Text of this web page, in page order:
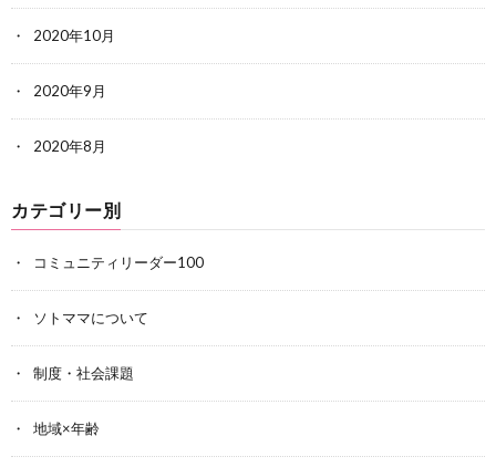
2020年10月
2020年9月
2020年8月
カテゴリー別
コミュニティリーダー100
ソトママについて
制度・社会課題
地域×年齢